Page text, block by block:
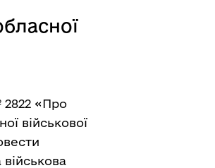
2822 «Про
військової
військова